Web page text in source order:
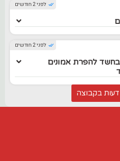
לפני 2 חודשים
לפני 2 חודשים
להפרת אמונים
בקבוצה